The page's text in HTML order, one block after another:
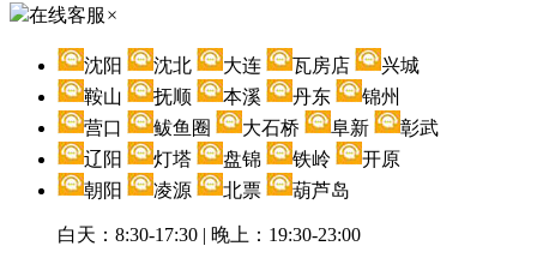
在线客服 ×
沈阳 沈北 大连 瓦房店
兴城
鞍山
抚顺 本溪 丹东
锦州
营口
鲅鱼圈 大石桥 阜新
彰武
辽阳
灯塔 盘锦 铁岭
开原
朝阳
凌源 北票 葫芦岛
白天：8:30-17:30 | 晚上：19:30-23:00